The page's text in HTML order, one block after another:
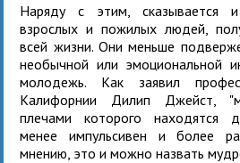
Наряду с этим, сказывается
взрослых и пожилых людей,
всей жизни. Они меньше
необычной или эмоциональной
молодежь. Как заявил
Калифорнии Дилип Джейст,
плечами которого находятся
менее импульсивен и более
мнению, это и можно назвать